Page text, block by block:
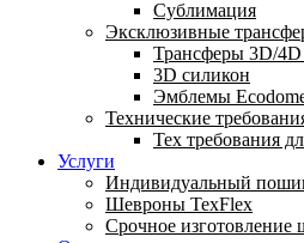
Сублимация
Эксклюзивные
Трансферы 3D/
3D силикон
Эмблемы
Технические
Тех требования
Услуги
Индивидуальный
Шевроны TexFlex
Срочное